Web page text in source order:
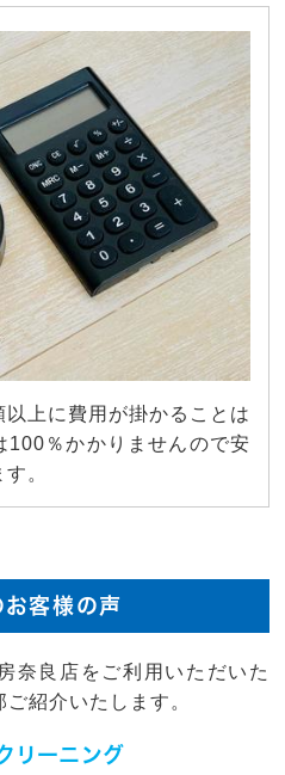
上に費用が掛かることは
100％かかりませんので安
。
客様の声
奈良店をご利用いただいた
紹介いたします。
リーニング